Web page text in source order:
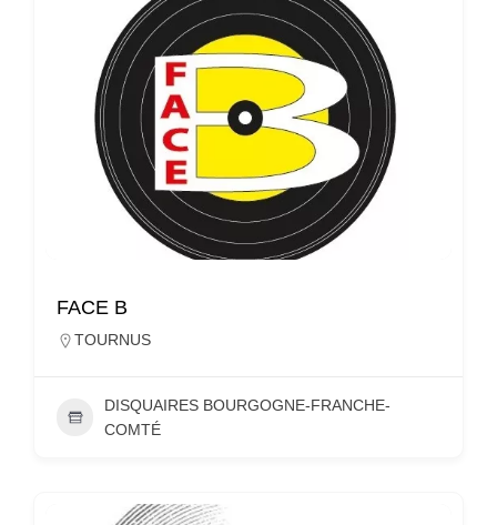
FACE B
TOURNUS
DISQUAIRES BOURGOGNE-FRANCHE-
COMTÉ